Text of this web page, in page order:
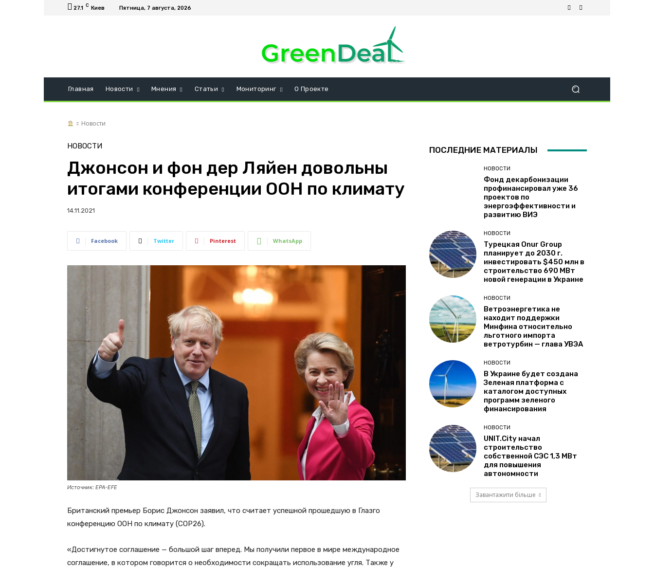
27.1 C Киев Пятница, 7 августа, 2026
Главная Новости Мнения Статьи Мониторинг О Проекте
Новости
НОВОСТИ
Джонсон и фон дер Ляйен довольны
итогами конференции ООН по климату
14.11.2021
Facebook Twitter Pinterest WhatsApp
Источник: EPA-EFE
Британский премьер Борис Джонсон заявил, что считает успешной прошедшую в Глазго
конференцию ООН по климату (COP26).
«Достигнутое соглашение — большой шаг вперед. Мы получили первое в мире международное
соглашение, в котором говорится о необходимости сокращать использование угля. Также у
ПОСЛЕДНИЕ МАТЕРИАЛЫ
НОВОСТИ
Фонд декарбонизации
профинансировал уже 36
проектов по
энергоэффективности и
развитию ВИЭ
НОВОСТИ
Турецкая Onur Group
планирует до 2030 г.
инвестировать $450 млн в
строительство 690 МВт
новой генерации в Украине
НОВОСТИ
Ветроэнергетика не
находит поддержки
Минфина относительно
льготного импорта
ветротурбин — глава УВЭА
НОВОСТИ
В Украине будет создана
Зеленая платформа с
каталогом доступных
программ зеленого
финансирования
НОВОСТИ
UNIT.City начал
строительство
собственной СЭС 1,3 МВт
для повышения
автономности
Завантажити більше